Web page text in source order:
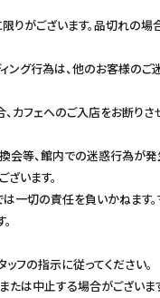
りがございます。品切れの場
ング行為は、他のお客様のご
カフェへのご入店をお断りさ
会等、館内での迷惑行為が発
います。
一切の責任を負いかねます
フの指示に従ってください。
たは中止する場合がございま